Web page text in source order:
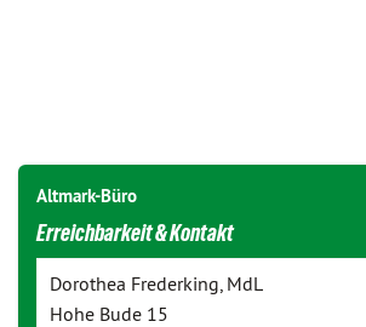
Altmark-Büro
Erreichbarkeit & Kontakt
Dorothea Frederking, MdL
Hohe Bude 15